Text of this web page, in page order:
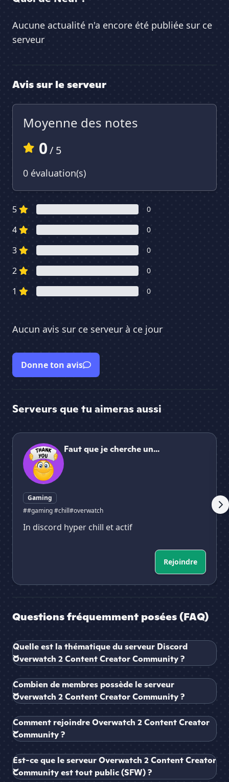
Aucune actualité n'a encore été publiée sur ce
serveur
Avis sur le serveur
Moyenne des notes
0/ 5
0 évaluation(s)
5 0
4 0
3 0
2 0
1 0
Aucun avis sur ce serveur à ce jour
Donne ton avis
Serveurs que tu aimeras aussi
Faut que je cherche un nom…
Faut que je cherche un...
Gaming
##gaming #chill#overwatch
In discord hyper chill et actif
Rejoindre
Questions fréquemment posées (FAQ)
Quelle est la thématique du serveur Discord
Overwatch 2 Content Creator Community ?
Combien de membres possède le serveur
Overwatch 2 Content Creator Community ?
Comment rejoindre Overwatch 2 Content Creator
Community ?
Est-ce que le serveur Overwatch 2 Content Creator
Community est tout public (SFW) ?